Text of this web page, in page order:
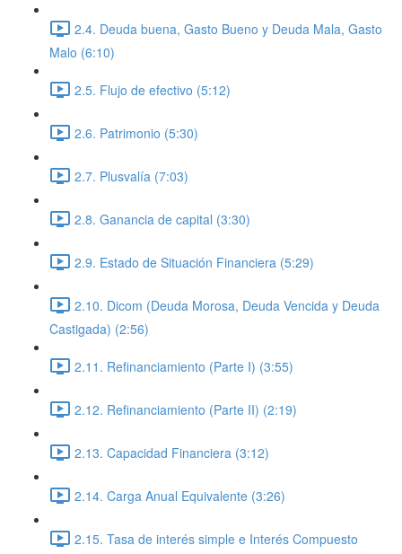
2.4. Deuda buena, Gasto Bueno y Deuda Mala, Gasto
Malo (6:10)
2.5. Flujo de efectivo (5:12)
2.6. Patrimonio (5:30)
2.7. Plusvalía (7:03)
2.8. Ganancia de capital (3:30)
2.9. Estado de Situación Financiera (5:29)
2.10. Dicom (Deuda Morosa, Deuda Vencida y Deuda
Castigada) (2:56)
2.11. Refinanciamiento (Parte I) (3:55)
2.12. Refinanciamiento (Parte II) (2:19)
2.13. Capacidad Financiera (3:12)
2.14. Carga Anual Equivalente (3:26)
2.15. Tasa de interés simple e Interés Compuesto